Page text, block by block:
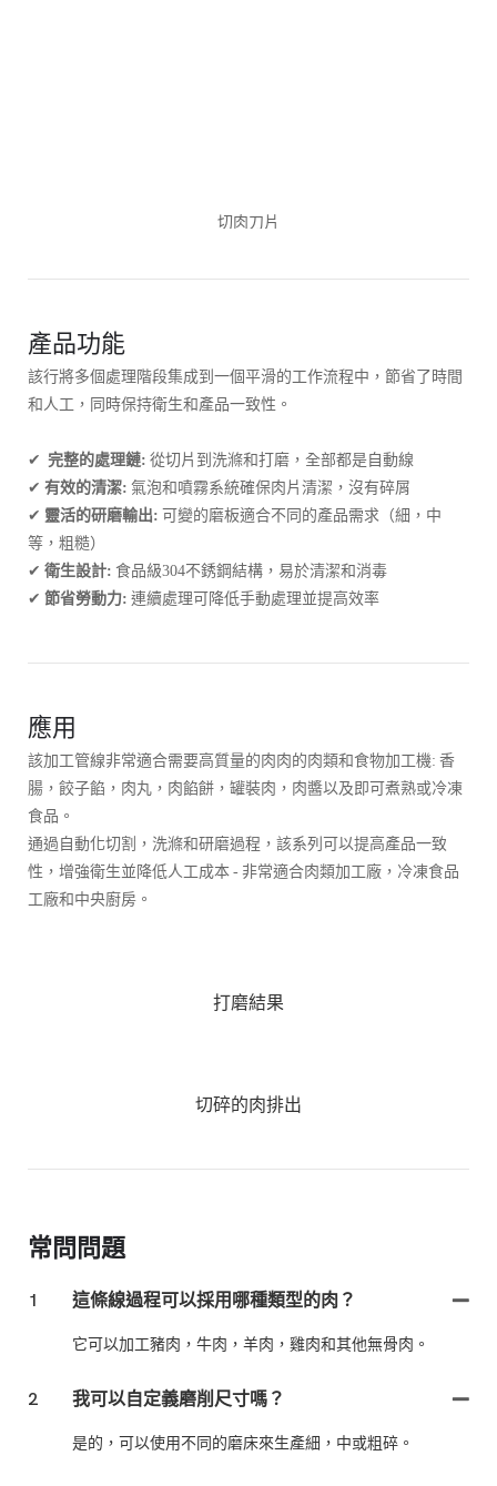
切肉刀片
產品功能
該行將多個處理階段集成到一個平滑的工作流程中，節省了時間
和人工，同時保持衛生和產品一致性。
✔ 完整的處理鏈: 從切片到洗滌和打磨，全部都是自動線
✔ 有效的清潔: 氣泡和噴霧系統確保肉片清潔，沒有碎屑
✔ 靈活的研磨輸出: 可變的磨板適合不同的產品需求（細，中
等，粗糙）
✔ 衛生設計: 食品級304不銹鋼結構，易於清潔和消毒
✔ 節省勞動力: 連續處理可降低手動處理並提高效率
應用
該加工管線非常適合需要高質量的肉肉的肉類和食物加工機: 香
腸，餃子餡，肉丸，肉餡餅，罐裝肉，肉醬以及即可煮熟或冷凍
食品。
通過自動化切割，洗滌和研磨過程，該系列可以提高產品一致
性，增強衛生並降低人工成本 - 非常適合肉類加工廠，冷凍食品
工廠和中央廚房。
打磨結果
切碎的肉排出
常問問題
1 這條線過程可以採用哪種類型的肉？
它可以加工豬肉，牛肉，羊肉，雞肉和其他無骨肉。
2 我可以自定義磨削尺寸嗎？
是的，可以使用不同的磨床來生產細，中或粗碎。